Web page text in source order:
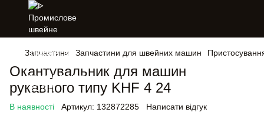
Запчастини Запчастини для швейних машин
Окантувальник для машин
рукавного типу KHF 4 24
В наявності Артикул: 132872285 Написати відгук